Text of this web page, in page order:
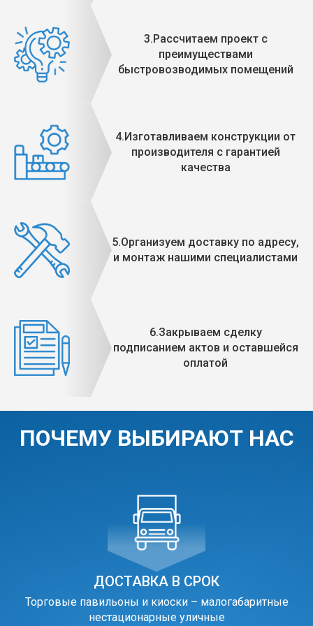
3.Рассчитаем проект с
преимуществами
быстровозводимых помещений
4.Изготавливаем конструкции от
производителя с гарантией
качества
5.Организуем доставку по адресу,
и монтаж нашими специалистами
6.Закрываем сделку
подписанием актов и оставшейся
оплатой
ПОЧЕМУ ВЫБИРАЮТ НАС
ДОСТАВКА В СРОК
Торговые павильоны и киоски – малогабаритные
нестационарные уличные